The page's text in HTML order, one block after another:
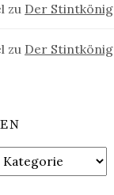
zu Der Stintkönig
zu Der Stintkönig